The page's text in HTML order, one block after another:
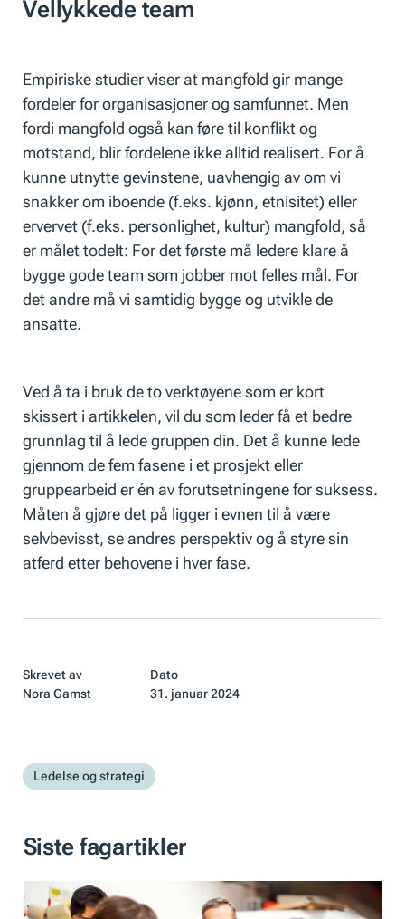
Vellykkede team
Empiriske studier viser at mangfold gir mange
fordeler for organisasjoner og samfunnet. Men
fordi mangfold også kan føre til konflikt og
motstand, blir fordelene ikke alltid realisert. For å
kunne utnytte gevinstene, uavhengig av om vi
snakker om iboende (f.eks. kjønn, etnisitet) eller
ervervet (f.eks. personlighet, kultur) mangfold, så
er målet todelt: For det første må ledere klare å
bygge gode team som jobber mot felles mål. For
det andre må vi samtidig bygge og utvikle de
ansatte.
Ved å ta i bruk de to verktøyene som er kort
skissert i artikkelen, vil du som leder få et bedre
grunnlag til å lede gruppen din. Det å kunne lede
gjennom de fem fasene i et prosjekt eller
gruppearbeid er én av forutsetningene for suksess.
Måten å gjøre det på ligger i evnen til å være
selvbevisst, se andres perspektiv og å styre sin
atferd etter behovene i hver fase.
Skrevet av
Nora Gamst
Dato
31. januar 2024
Ledelse og strategi
Siste fagartikler